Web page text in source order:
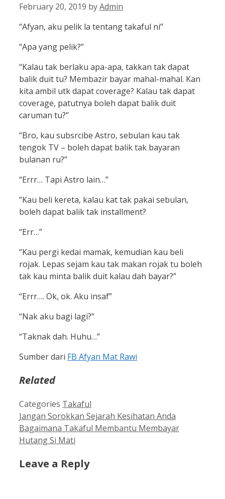
February 20, 2019 byAdmin
“Afyan, aku pelik la tentang takaful ni”
“Apa yang pelik?”
“Kalau tak berlaku apa-apa, takkan tak dapat
balik duit tu? Membazir bayar mahal-mahal. Kan
kita ambil utk dapat coverage? Kalau tak dapat
coverage, patutnya boleh dapat balik duit
caruman tu?”
“Bro, kau subsrcibe Astro, sebulan kau tak
tengok TV – boleh dapat balik tak bayaran
bulanan ru?”
“Errr… Tapi Astro lain…”
“Kau beli kereta, kalau kat tak pakai sebulan,
boleh dapat balik tak installment?
“Err…”
“Kau pergi kedai mamak, kemudian kau beli
rojak. Lepas sejam kau tak makan rojak tu boleh
tak kau minta balik duit kalau dah bayar?”
“Errr…. Ok, ok. Aku insaf”
“Nak aku bagi lagi?”
“Taknak dah. Huhu…”
Sumber dari FB Afyan Mat Rawi
Related
Categories Takaful
Jangan Sorokkan Sejarah Kesihatan Anda
Bagaimana Takaful Membantu Membayar
Hutang Si Mati
Leave a Reply